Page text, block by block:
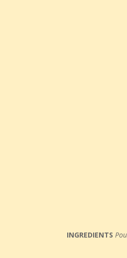
INGREDIENTS